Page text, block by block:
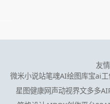
友
微米小说站笔魂AI绘图库宝ai
星图健康网声动视界文多多